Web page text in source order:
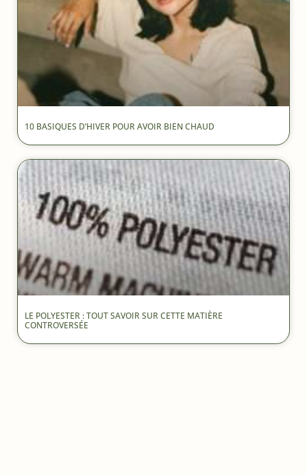
10 BASIQUES D’HIVER POUR AVOIR BIEN CHAUD
LE POLYESTER : TOUT SAVOIR SUR CETTE MATIÈRE
CONTROVERSÉE